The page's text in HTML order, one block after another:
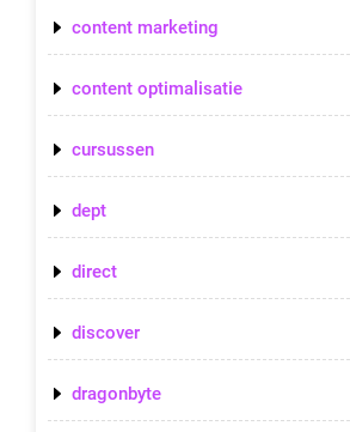
content marketing
content optimalisatie
cursussen
dept
direct
discover
dragonbyte